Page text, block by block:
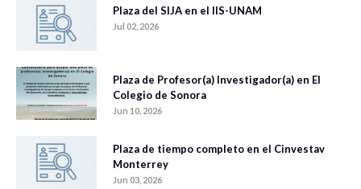
Plaza del SIJA en el IIS-UNAM
Jul 02, 2026
Plaza de Profesor(a) Investigador(a) en El
Colegio de Sonora
Jun 10, 2026
Plaza de tiempo completo en el Cinvestav
Monterrey
Jun 03, 2026